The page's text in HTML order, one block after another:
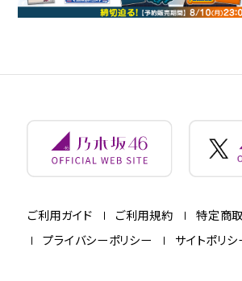
ご利用ガイド ご利用規約
特定商
プライバシーポリシー
サイトポリシ